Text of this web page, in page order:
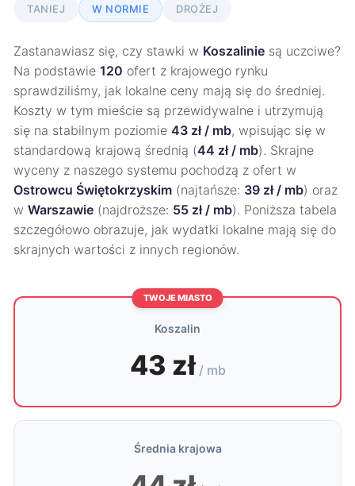
TANIEJ W NORMIE DROŻEJ
Zastanawiasz się, czy stawki w Koszalinie są uczciwe?
Na podstawie 120 ofert z krajowego rynku
sprawdziliśmy, jak lokalne ceny mają się do średniej.
Koszty w tym mieście są przewidywalne i utrzymują
się na stabilnym poziomie 43 zł / mb, wpisując się w
standardową krajową średnią (44 zł / mb). Skrajne
wyceny z naszego systemu pochodzą z ofert w
Ostrowcu Świętokrzyskim (najtańsze: 39 zł / mb) oraz
w Warszawie (najdroższe: 55 zł / mb). Poniższa tabela
szczegółowo obrazuje, jak wydatki lokalne mają się do
skrajnych wartości z innych regionów.
TWOJE MIASTO
Koszalin
43 zł / mb
Średnia krajowa